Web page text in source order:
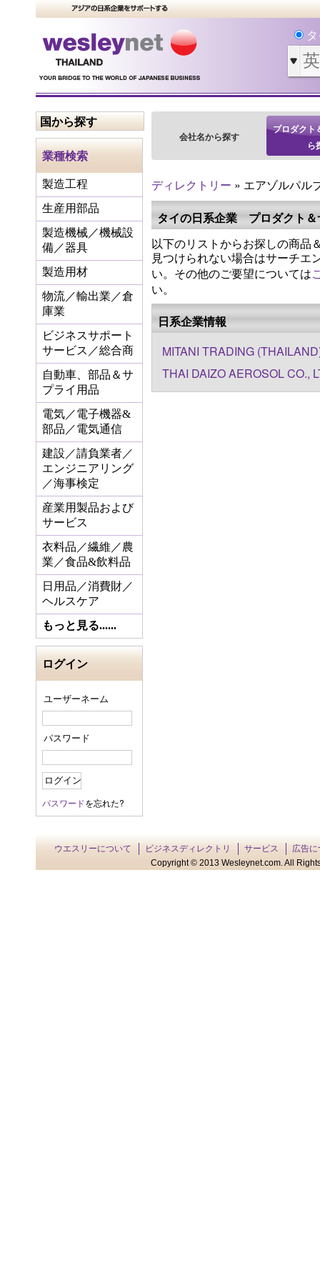
国から探す
業種検索
製造工程
生産用部品
製造機械／機械設
備／器具
製造用材
物流／輸出業／倉
庫業
ビジネスサポート
サービス／総合商
自動車、部品＆サ
プライ用品
電気／電子機器&
部品／電気通信
建設／請負業者／
エンジニアリング
／海事検定
産業用製品および
サービス
衣料品／繊維／農
業／食品&飲料品
日用品／消費財／
ヘルスケア
もっと見る......
ログイン
ユーザーネーム
パスワード
パスワードを忘れた?
会社名から探す
プロダクト
ら
ディレクトリー » エアゾルパル
タイの日系企業 プロダクト＆
以下のリストからお探しの商品
見つけられない場合はサーチエ
い。その他のご要望については
い。
日系企業情報
MITANI TRADING
THAI DAIZO AEROSOL CO.,
ウエスリーについて ビジネスディレクトリ サービス
広告に
Copyright © 2013 Wesleynet.com. All